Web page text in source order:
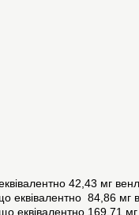
42,43 мг
еквівалентно 84,86 мг
еквівалентно 169,71